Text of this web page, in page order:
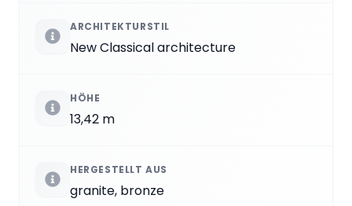
ARCHITEKTURSTIL
New Classical architecture
HÖHE
13,42 m
HERGESTELLT AUS
granite, bronze